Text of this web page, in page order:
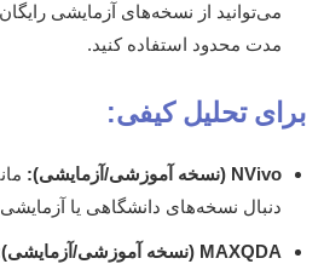
مدت محدود استفاده کنید.
برای تحلیل کیفی:
NVivo (نسخه آموزشی/آزمایشی):
دنبال نسخه‌های دانشگاهی یا آزمایشی NVivo باشید.
MAXQDA (نسخه آموزشی/آزمایشی):